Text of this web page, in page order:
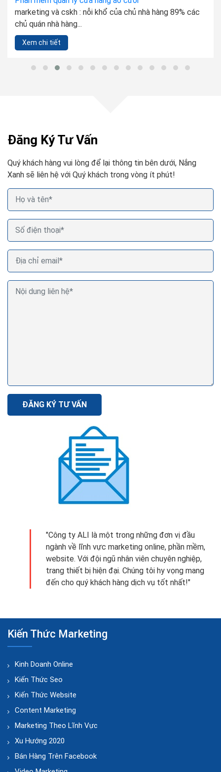
marketing và cskh : nỗi khổ của chủ nhà hàng 89% các
chủ quán nhà hàng...
Xem chi tiết
Đăng Ký Tư Vấn
Quý khách hàng vui lòng để lại thông tin bên dưới, Nắng
Xanh sẽ liên hệ với Quý khách trong vòng ít phút!
ĐĂNG KÝ TƯ VẤN
"Công ty ALI là một trong những đơn vị đầu
ngành về lĩnh vực marketing online, phần mềm,
website. Với đội ngũ nhân viên chuyên nghiệp,
trang thiết bị hiện đại. Chúng tôi hy vọng mang
đến cho quý khách hàng dịch vụ tốt nhất!"
Kiến Thức Marketing
Kinh Doanh Online
Kiến Thức Seo
Kiến Thức Website
Content Marketing
Marketing Theo Lĩnh Vực
Xu Hướng 2020
Bán Hàng Trên Facebook